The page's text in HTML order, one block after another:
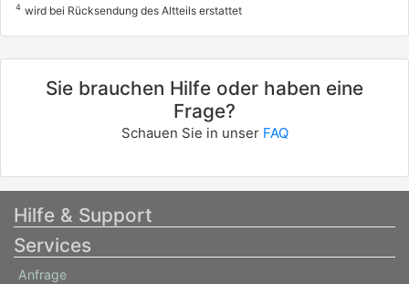
4 wird bei Rücksendung des Altteils erstattet
Sie brauchen Hilfe oder haben eine
Frage?
Schauen Sie in unser FAQ
Hilfe & Support
Services
Anfrage